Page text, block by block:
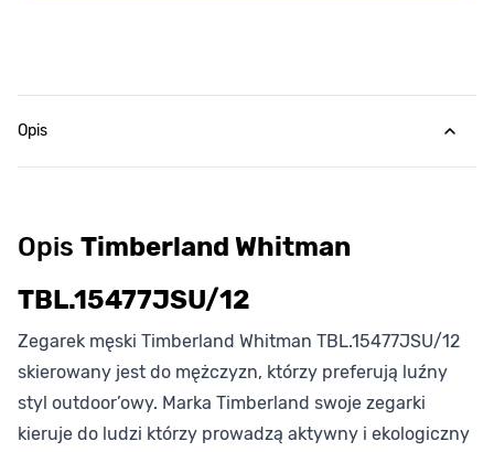
Opis
Opis Timberland Whitman
TBL.15477JSU/12
Zegarek męski Timberland Whitman TBL.15477JSU/12
skierowany jest do mężczyzn, którzy preferują luźny
styl outdoor’owy. Marka Timberland swoje zegarki
kieruje do ludzi którzy prowadzą aktywny i ekologiczny